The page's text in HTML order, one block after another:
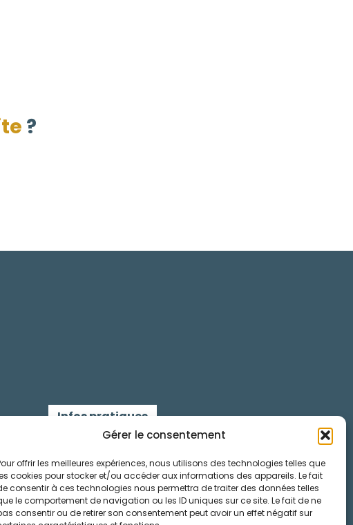
Gérer le consentement
offrir les meilleures expériences, nous utilisons des technologies telles que
cookies pour stocker et/ou accéder aux informations des appareils. Le fait
consentir à ces technologies nous permettra de traiter des données telles
le comportement de navigation ou les ID uniques sur ce site. Le fait de ne
consentir ou de retirer son consentement peut avoir un effet négatif sur
?
Infos pratiques
Mentions légales
Cookies